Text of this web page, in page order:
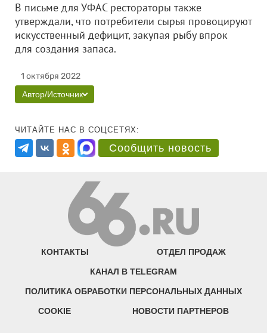
В письме для УФАС рестораторы также
утверждали, что потребители сырья провоцируют
искусственный дефицит, закупая рыбу впрок
для создания запаса.
1 октября 2022
Автор/Источник
ЧИТАЙТЕ НАС В СОЦСЕТЯХ:
Сообщить новость
КОНТАКТЫ ОТДЕЛ ПРОДАЖ
КАНАЛ В TELEGRAM
ПОЛИТИКА ОБРАБОТКИ ПЕРСОНАЛЬНЫХ ДАННЫХ
COOKIE НОВОСТИ ПАРТНЕРОВ